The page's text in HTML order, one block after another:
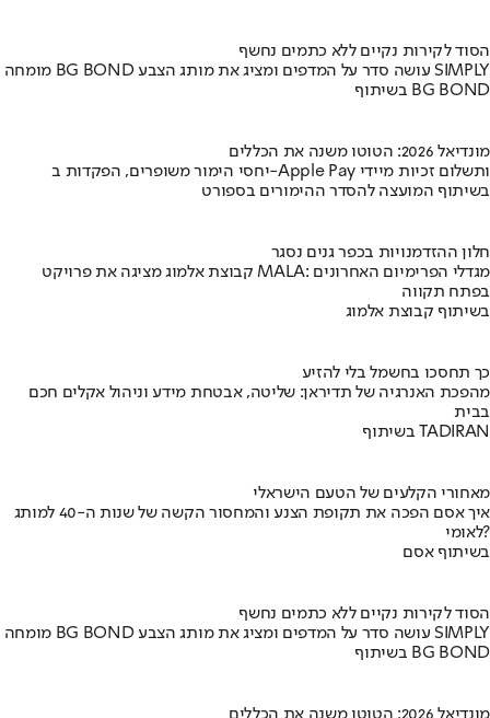
הסוד לקירות נקיים ללא כתמים נחשף
מומחה BG BOND עושה סדר על המדפים ומציג את מותג הצבע SIMPLY
בשיתוף BG BOND
מונדיאל 2026: הטוטו משנה את הכללים
יחסי הימור משופרים, הפקדות ב-Apple Pay ותשלום זכיות מיידי
בשיתוף המועצה להסדר ההימורים בספורט
חלון ההזדמנויות בכפר גנים נסגר
קבוצת אלמוג מציגה את פרויקט MALA: מגדלי הפרימיום האחרונים
בפתח תקווה
בשיתוף קבוצת אלמוג
כך תחסכו בחשמל בלי להזיע
מהפכת האנרגיה של תדיראן: שליטה, אבטחת מידע וניהול אקלים חכם
בבית
בשיתוף TADIRAN
מאחורי הקלעים של הטעם הישראלי
איך אסם הפכה את תקופת הצנע והמחסור הקשה של שנות ה-40 למותג
לאומי?
בשיתוף אסם
הסוד לקירות נקיים ללא כתמים נחשף
מומחה BG BOND עושה סדר על המדפים ומציג את מותג הצבע SIMPLY
בשיתוף BG BOND
מונדיאל 2026: הטוטו משנה את הכללים